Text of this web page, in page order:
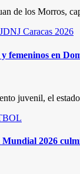
de los Morros,
JDNJ Caracas 2026
femeninos en
juvenil, el
2026